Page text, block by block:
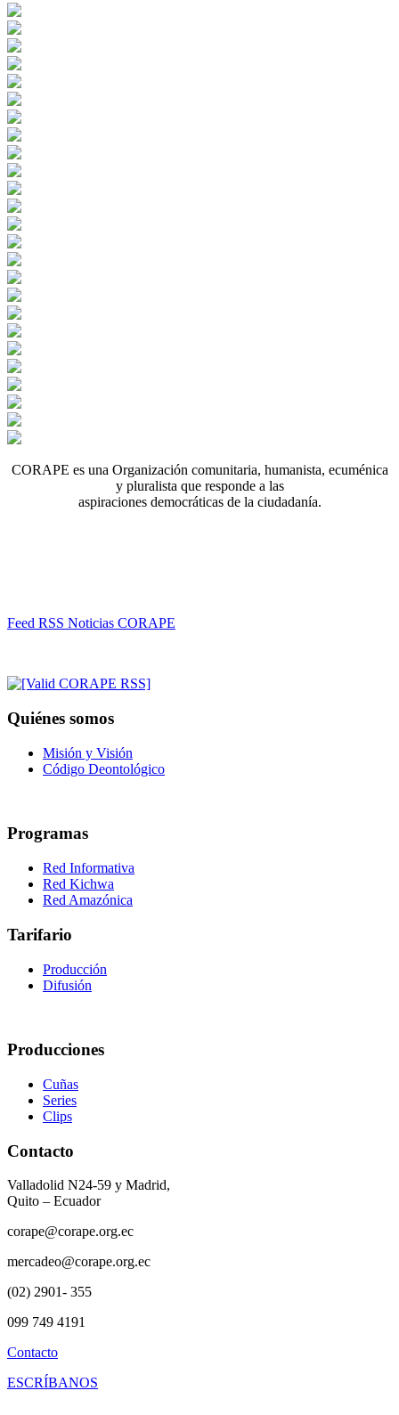
CORAPE es una Organización comunitaria, humanista, ecuménica
y pluralista que responde a las
aspiraciones democráticas de la ciudadanía.
Feed RSS Noticias CORAPE
Quiénes somos
Misión y Visión
Código Deontológico
Programas
Red Informativa
Red Kichwa
Red Amazónica
Tarifario
Producción
Difusión
Producciones
Cuñas
Series
Clips
Contacto
Valladolid N24-59 y Madrid,
Quito – Ecuador
corape@corape.org.ec
mercadeo@corape.org.ec
(02) 2901- 355
099 749 4191
Contacto
ESCRÍBANOS